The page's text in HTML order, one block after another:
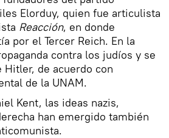
Elorduy, quien fue articulista
Reacción, en donde
por el Tercer Reich. En la
contra los judíos y se
Hitler, de acuerdo con
de la UNAM.
Kent, las ideas nazis,
han emergido también